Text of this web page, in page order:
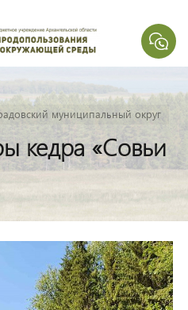
муниципальный округ
кедра «Совьи